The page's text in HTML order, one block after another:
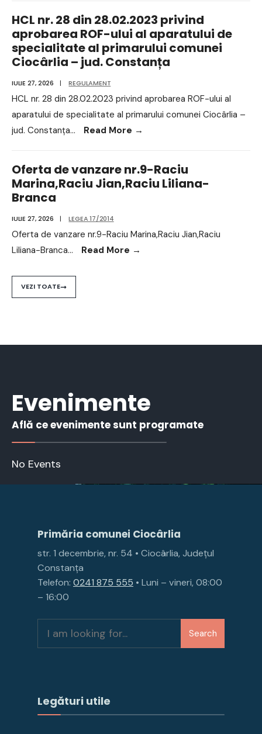
HCL nr. 28 din 28.02.2023 privind
aprobarea ROF-ului al aparatului de
specialitate al primarului comunei
Ciocârlia – jud. Constanța
IULIE 27, 2026 | REGULAMENT
HCL nr. 28 din 28.02.2023 privind aprobarea ROF-ului al
aparatului de specialitate al primarului comunei Ciocârlia –
jud. Constanța... Read More →
Oferta de vanzare nr.9-Raciu
Marina,Raciu Jian,Raciu Liliana-
Branca
IULIE 27, 2026 | LEGEA 17/2014
Oferta de vanzare nr.9-Raciu Marina,Raciu Jian,Raciu
Liliana-Branca... Read More →
VEZI TOATE
Evenimente
Află ce evenimente sunt programate
No Events
Primăria comunei Ciocârlia
str. 1 decembrie, nr. 54 • Ciocârlia, Județul
Constanța
Telefon: 0241 875 555 • Luni – vineri, 08:00
– 16:00
Search
Legături utile